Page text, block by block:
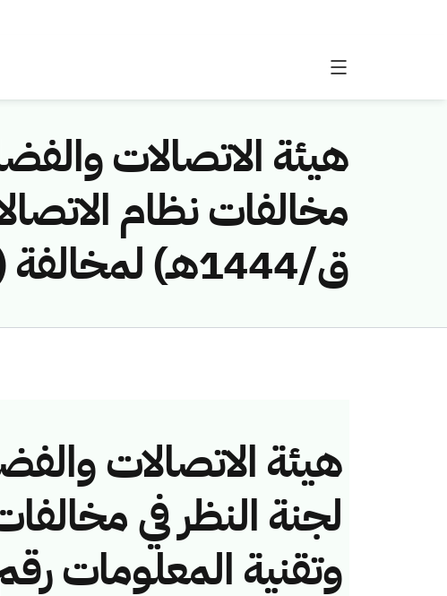
هيئة الاتصالات
ق/1444هـ) لمخالفة (شركة الاتصالات المتنقلة السعودية (زين))
هيئة الاتصالات
لجنة النظر في